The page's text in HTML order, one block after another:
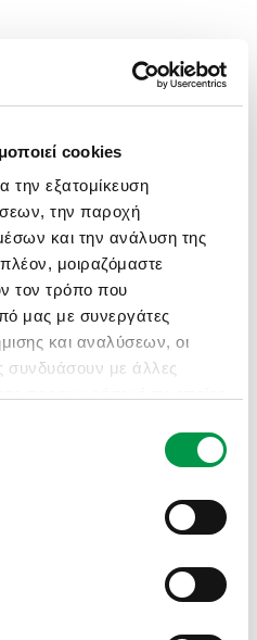
cookies
την εξατομίκευση
την παροχή
και την ανάλυση της
μοιραζόμαστε
τον τρόπο που
μας με συνεργάτες
και αναλύσεων, οι
συνδυάσουν με άλλες
SIDE EXCEPTION HAS